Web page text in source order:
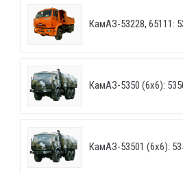
КамАЗ-53228, 65111:
КамАЗ-5350 (6х6):
КамАЗ-53501 (6х6):